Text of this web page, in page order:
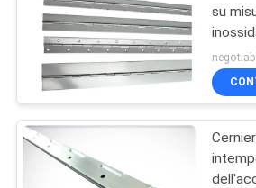
su
del